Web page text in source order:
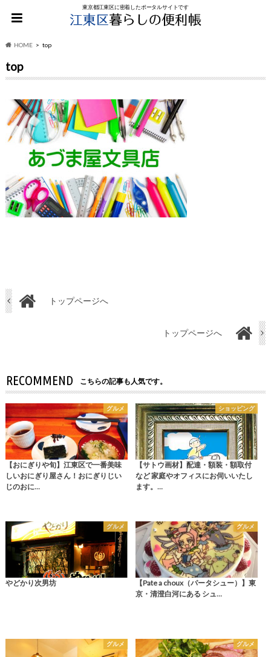
東京都江東区に密着したポータルサイトです
HOME top
top
トップページへ
トップページへ
RECOMMEND こちらの記事も人気です。
グルメ
【おにぎりや旬】江東区で一番美味
しいおにぎり屋さん！おにぎりじい
じのおに…
ショッピング
【サトウ画材】配達・額装・額取付
など 家庭やオフィスにお伺いいたし
ます。…
グルメ
やどかり次男坊
グルメ
【Pate a choux（パータシュー）】東
京・清澄白河にある シュ…
グルメ グルメ